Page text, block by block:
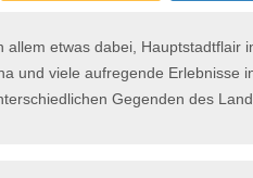
allem etwas dabei,
und viele aufregende
Gegenden des